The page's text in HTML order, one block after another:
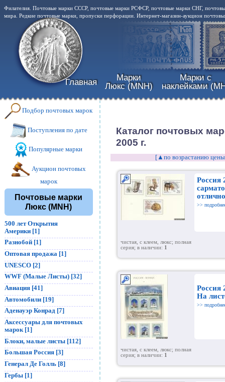
Филателия. Почтовые марки СССР, почтовые марки РСФСР, почтовые марки СНГ,
мира. Редкие почтовые марки, пропуски перфорации. Интернет-магазин-аукцион
Главная
Марки
Люкс (MNH)
Марки с
наклейками
Подбор почтовых марок
Поступления по дате
Популярные марки
Аукцион почтовых
марок
Почтовые марки
Люкс (MNH)
500 лет Открытия
Америки [1]
Разнобой [1]
Оптовая продажа [1]
UNESCO [2]
WWF (Малые Листы) [32]
Авиация [41]
Автомобили [19]
Аденауэр Конрад [7]
Аксессуары для почтовых
марок [1]
Блоки, малые листы [112]
Большая Россия [3]
Генерал Де Голль [8]
Гербы [1]
Каталог почтовых
2005 г.
[▲по возрастанию
Россия
>>
чистая, с клеем, люкс; полная
серия; в наличии: 1
Россия
На
>>
чистая, с клеем, люкс; полная
серия; в наличии: 1